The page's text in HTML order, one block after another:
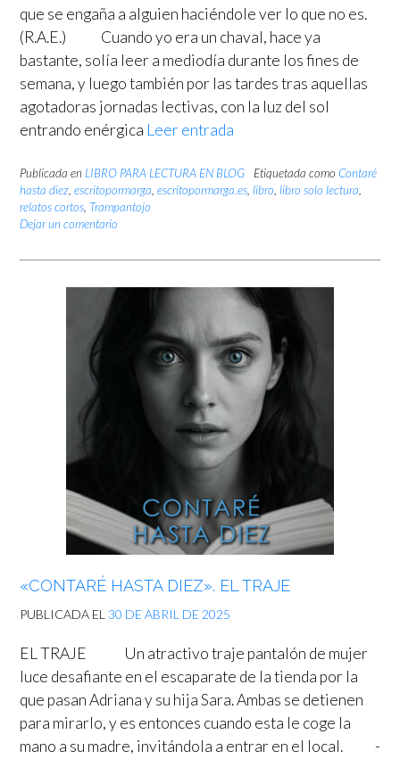
que se engaña a alguien haciéndole ver lo que no es.
(R.A.E.) Cuando yo era un chaval, hace ya
bastante, solía leer a mediodía durante los fines de
semana, y luego también por las tardes tras aquellas
agotadoras jornadas lectivas, con la luz del sol
entrando enérgica Leer entrada
Publicada en LIBRO PARA LECTURA EN BLOG Etiquetada como Contaré
hasta diez escritopormarga escritopormarga.es libro libro solo lectura
relatos cortos Trampantojo
Dejar un comentario
«CONTARÉ HASTA DIEZ». EL TRAJE
PUBLICADA EL 30 DE ABRIL DE 2025
EL TRAJE Un atractivo traje pantalón de mujer
luce desafiante en el escaparate de la tienda por la
que pasan Adriana y su hija Sara. Ambas se detienen
para mirarlo, y es entonces cuando esta le coge la
mano a su madre, invitándola a entrar en el local. -